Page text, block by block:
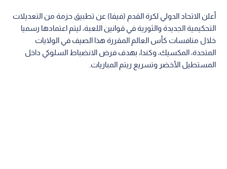
أعلن الاتحاد الدولي لكرة القدم (فيفا) عن تطبيق حزمة من التعديلات
التحكيمية الجديدة والثورية في قوانين اللعبة، ليتم اعتمادها رسميا
خلال منافسات كأس العالم المقررة هذا الصيف في الولايات
المتحدة، المكسيك، وكندا، بهدف فرض الانضباط السلوكي داخل
المستطيل الأخضر وتسريع ريتم المباريات.